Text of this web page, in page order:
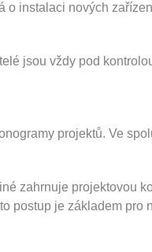
o instalaci nových
jsou vždy pod
projektů. Ve
zahrnuje projektovou
postup je základem pro